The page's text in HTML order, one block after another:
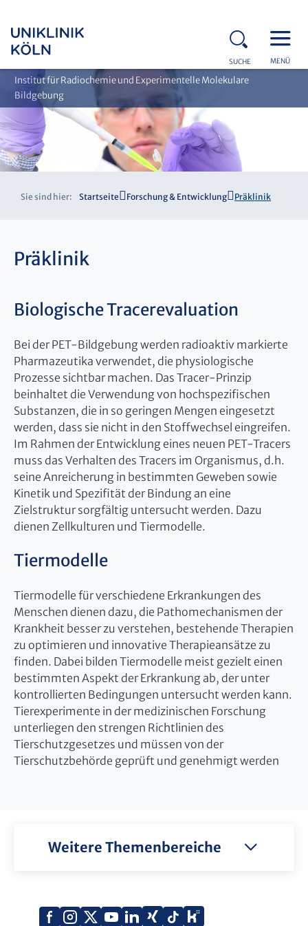
SUCHE MENÜ
Institut für Radiochemie und Experimentelle Molekulare
Bildgebung
Sie sind hier: Startseite Forschung & Entwicklung Präklinik
Präklinik
Biologische Tracerevaluation
Bei der PET-Bildgebung werden radioaktiv markierte
Pharmazeutika verwendet, die physiologische
Prozesse sichtbar machen. Das Tracer-Prinzip
beinhaltet die Verwendung von hochspezifischen
Substanzen, die in so geringen Mengen eingesetzt
werden, dass sie nicht in den Stoffwechsel eingreifen.
Im Rahmen der Entwicklung eines neuen PET-Tracers
muss das Verhalten des Tracers im Organismus, d.h.
seine Anreicherung in bestimmten Geweben sowie
Kinetik und Spezifität der Bindung an eine
Zielstruktur sorgfältig untersucht werden. Dazu
dienen Zellkulturen und Tiermodelle.
Tiermodelle
Tiermodelle für verschiedene Erkrankungen des
Menschen dienen dazu, die Pathomechanismen der
Krankheit besser zu verstehen, bestehende Therapien
zu optimieren und innovative Therapieansätze zu
finden. Dabei bilden Tiermodelle meist gezielt einen
bestimmten Aspekt der Erkrankung ab, der unter
kontrollierten Bedingungen untersucht werden kann.
Tierexperimente in der medizinischen Forschung
unterliegen den strengen Richtlinien des
Tierschutzgesetzes und müssen von der
Tierschutzbehörde geprüft und genehmigt werden
Weitere Themenbereiche
Facebook
Instagram
X YouTube
LinkedIn
Xing TiktokKununu